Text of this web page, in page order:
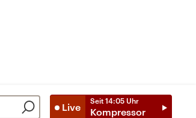
Live
Seit 14:05 Uhr
Kompressor